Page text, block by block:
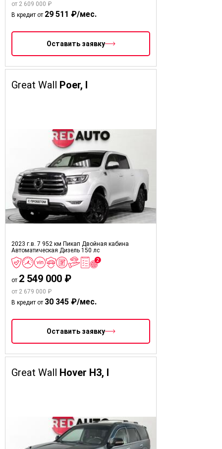
от 2 609 000 ₽
В кредит от 29 511 ₽/мес.
Оставить заявку
Great Wall Poer, I
2023 г.в. 7 952 км Пикап Двойная кабина
Автоматическая Дизель 150 лс
от 2 549 000 ₽
от 2 679 000 ₽
В кредит от 30 345 ₽/мес.
Оставить заявку
Great Wall Hover H3, I